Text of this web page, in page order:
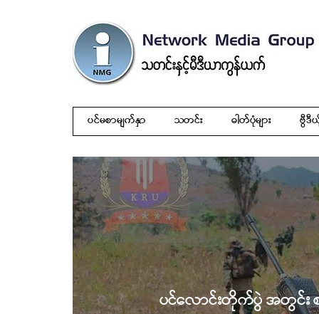
ပင်မစာမျက်နှာ သတင်း ဓါတ်ပုံများ ဗွီဒီ
ပင်လောင်းတိုက်ပွဲ အတွင်း